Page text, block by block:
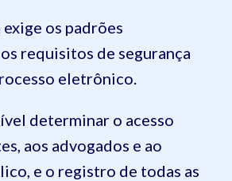
exige os padrões
requisitos de segurança
eletrônico.
determinar o acesso
aos advogados e ao
e o registro de todas as